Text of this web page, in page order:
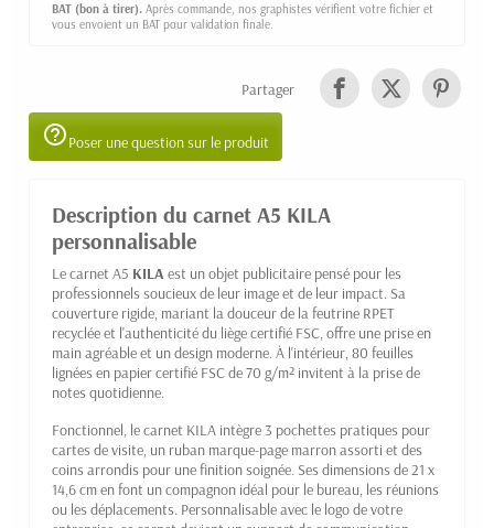
BAT (bon à tirer). Après commande, nos graphistes vérifient votre fichier et
vous envoient un BAT pour validation finale.
Partager
help_outlinePoser une question sur le produit
Description du carnet A5 KILA
personnalisable
Le carnet A5 KILA est un objet publicitaire pensé pour les
professionnels soucieux de leur image et de leur impact. Sa
couverture rigide, mariant la douceur de la feutrine RPET
recyclée et l'authenticité du liège certifié FSC, offre une prise en
main agréable et un design moderne. À l'intérieur, 80 feuilles
lignées en papier certifié FSC de 70 g/m² invitent à la prise de
notes quotidienne.
Fonctionnel, le carnet KILA intègre 3 pochettes pratiques pour
cartes de visite, un ruban marque-page marron assorti et des
coins arrondis pour une finition soignée. Ses dimensions de 21 x
14,6 cm en font un compagnon idéal pour le bureau, les réunions
ou les déplacements. Personnalisable avec le logo de votre